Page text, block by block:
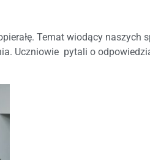
Temat wiodący naszych
Uczniowie pytali o